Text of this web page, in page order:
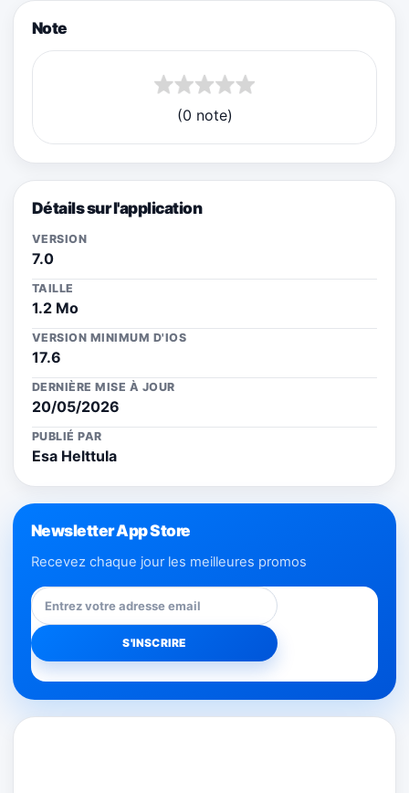
Note
(0 note)
Détails sur l'application
VERSION
7.0
TAILLE
1.2 Mo
VERSION MINIMUM D'IOS
17.6
DERNIÈRE MISE À JOUR
20/05/2026
PUBLIÉ PAR
Esa Helttula
Newsletter App Store
Recevez chaque jour les meilleures promos